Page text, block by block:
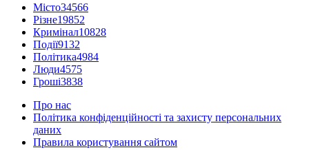
Місто34566
Різне19852
Кримінал10828
Події9132
Політика4984
Люди4575
Гроші3838
Про нас
Політика конфіденційності та захисту персональних
даних
Правила користування сайтом